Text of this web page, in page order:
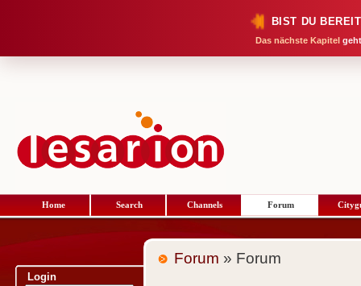
BIST DU
Das nächste Kapitel
Home Search Channels Forum
Login
Forum » Forum